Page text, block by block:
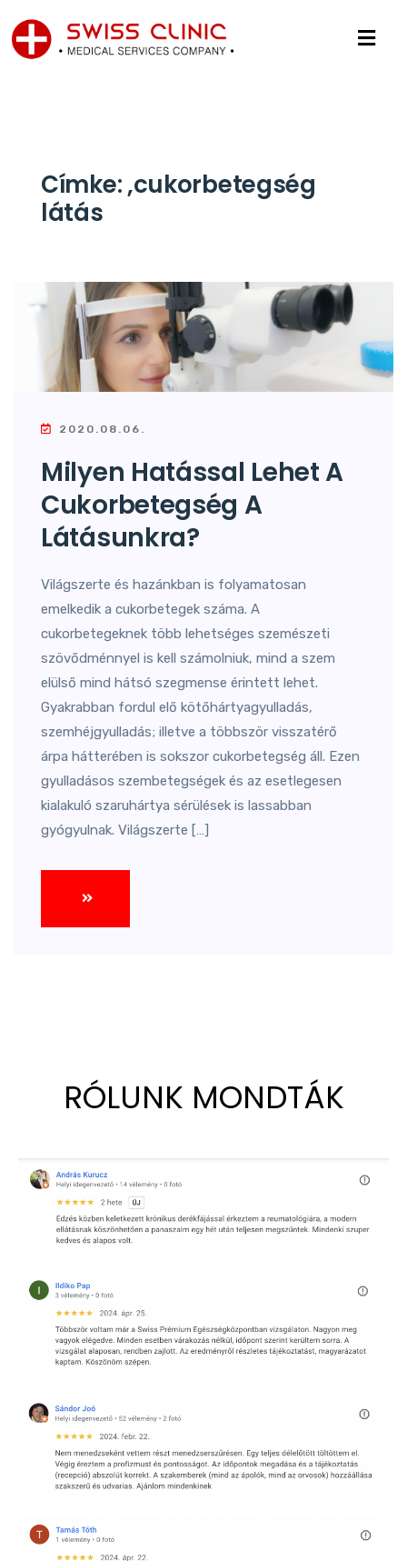
Címke:,cukorbetegség
látás
2020.08.06.
Milyen Hatással Lehet A
Cukorbetegség A
Látásunkra?
Világszerte és hazánkban is folyamatosan
emelkedik a cukorbetegek száma. A
cukorbetegeknek több lehetséges szemészeti
szövődménnyel is kell számolniuk, mind a szem
elülső mind hátsó szegmense érintett lehet.
Gyakrabban fordul elő kötőhártyagyulladás,
szemhéjgyulladás; illetve a többször visszatérő
árpa hátterében is sokszor cukorbetegség áll. Ezen
gyulladásos szembetegségek és az esetlegesen
kialakuló szaruhártya sérülések is lassabban
gyógyulnak. Világszerte […]
RÓLUNK MONDTÁK